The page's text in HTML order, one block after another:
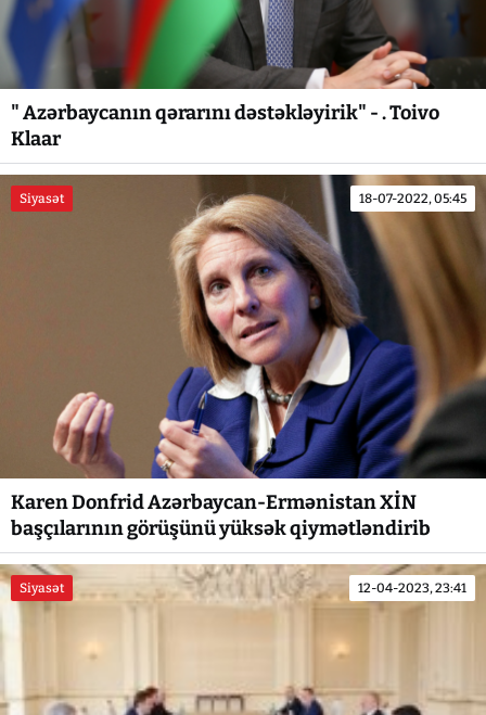
" Azərbaycanın qərarını dəstəkləyirik" - . Toivo
Klaar
Siyasət 18-07-2022, 05:45
Karen Donfrid Azərbaycan-Ermənistan XİN
başçılarının görüşünü yüksək qiymətləndirib
Siyasət 12-04-2023, 23:41